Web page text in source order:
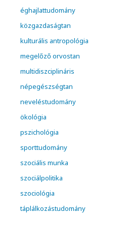
éghajlattudomány
közgazdaságtan
kulturális antropológia
megelőző orvostan
multidiszciplináris
népegészségtan
neveléstudomány
ökológia
pszichológia
sporttudomány
szociális munka
szociálpolitika
szociológia
táplálkozástudomány